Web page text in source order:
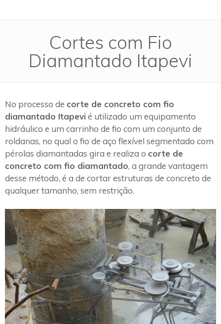
Cortes com Fio
Diamantado Itapevi
No processo de corte de concreto com fio
diamantado Itapevi é utilizado um equipamento
hidráulico e um carrinho de fio com um conjunto de
roldanas, no qual o fio de aço flexível segmentado com
pérolas diamantadas gira e realiza o corte de
concreto com fio diamantado, a grande vantagem
desse método, é a de cortar estruturas de concreto de
qualquer tamanho, sem restrição.